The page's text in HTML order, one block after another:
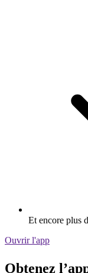
Et encore plus
Ouvrir l'app
Obtenez